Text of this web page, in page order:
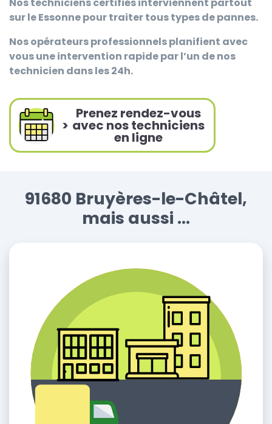
Nos techniciens certifiés interviennent partout
sur le Essonne pour traiter tous types de pannes.
Nos opérateurs professionnels planifient avec
vous une intervention rapide par l’un de nos
technicien dans les 24h.
>
Prenez rendez-vous
avec nos techniciens
en ligne
91680 Bruyères-le-Châtel,
mais aussi ...